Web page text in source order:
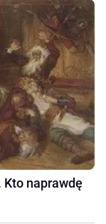
Kto naprawdę